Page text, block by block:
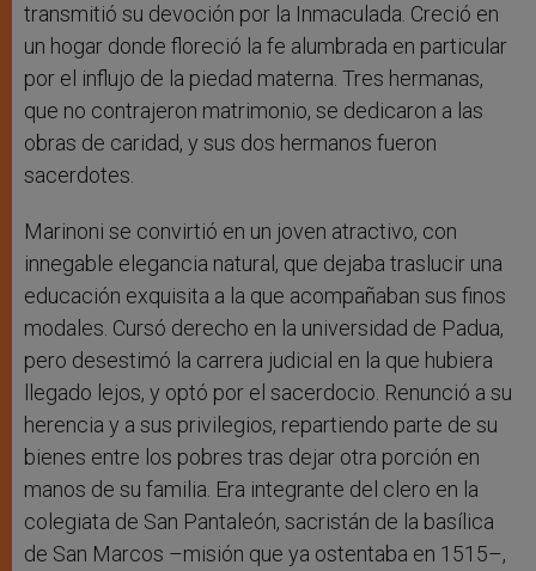
transmitió su devoción por la Inmaculada. Creció en
un hogar donde floreció la fe alumbrada en particular
por el influjo de la piedad materna. Tres hermanas,
que no contrajeron matrimonio, se dedicaron a las
obras de caridad, y sus dos hermanos fueron
sacerdotes.
Marinoni se convirtió en un joven atractivo, con
innegable elegancia natural, que dejaba traslucir una
educación exquisita a la que acompañaban sus finos
modales. Cursó derecho en la universidad de Padua,
pero desestimó la carrera judicial en la que hubiera
llegado lejos, y optó por el sacerdocio. Renunció a su
herencia y a sus privilegios, repartiendo parte de su
bienes entre los pobres tras dejar otra porción en
manos de su familia. Era integrante del clero en la
colegiata de San Pantaleón, sacristán de la basílica
de San Marcos –misión que ya ostentaba en 1515–,